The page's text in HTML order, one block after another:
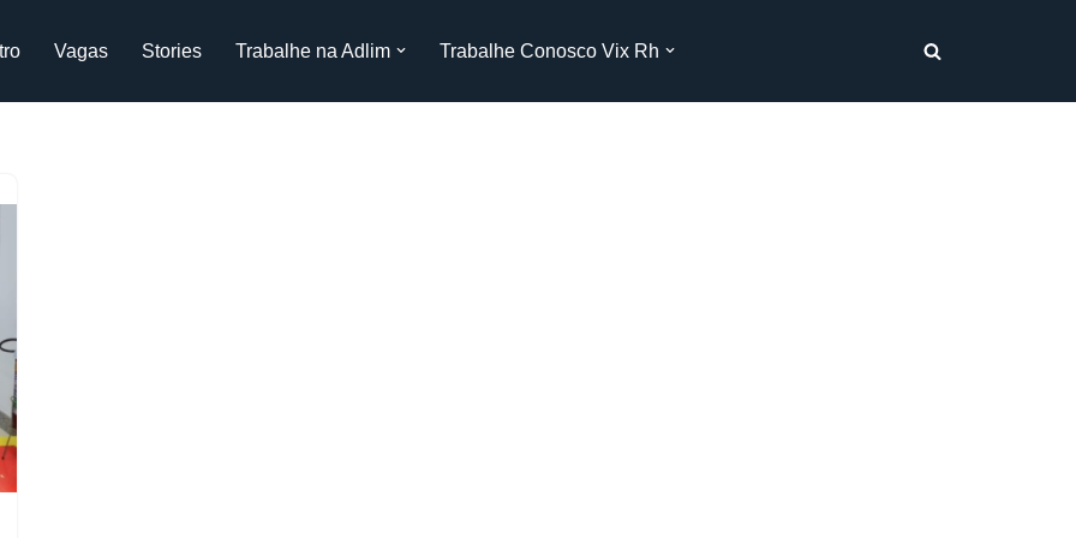
Vagas Stories Trabalhe na Adlim Trabalhe Conosco Vix Rh